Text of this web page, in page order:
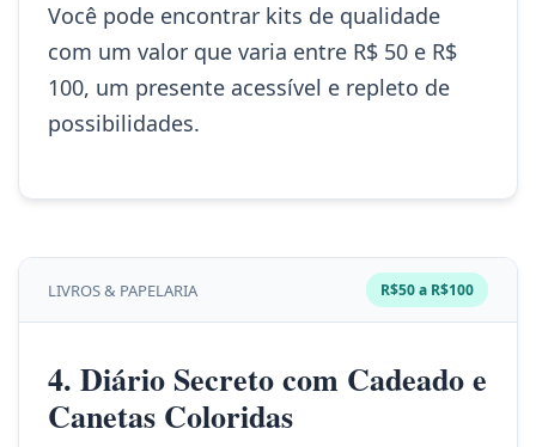
Você pode encontrar kits de qualidade
com um valor que varia entre R$ 50 e R$
100, um presente acessível e repleto de
possibilidades.
LIVROS & PAPELARIA R$50 a R$100
4. Diário Secreto com Cadeado e
Canetas Coloridas